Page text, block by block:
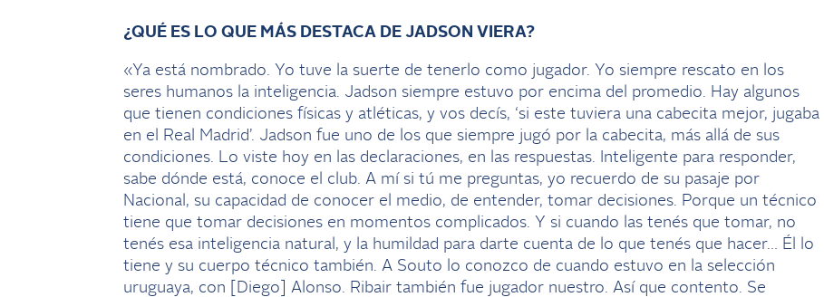
¿QUÉ ES LO QUE MÁS DESTACA DE JADSON VIERA?
«Ya está nombrado. Yo tuve la suerte de tenerlo como jugador. Yo siempre rescato en los
seres humanos la inteligencia. Jadson siempre estuvo por encima del promedio. Hay algunos
que tienen condiciones físicas y atléticas, y vos decís, ‘si este tuviera una cabecita mejor, jugaba
en el Real Madrid’. Jadson fue uno de los que siempre jugó por la cabecita, más allá de sus
condiciones. Lo viste hoy en las declaraciones, en las respuestas. Inteligente para responder,
sabe dónde está, conoce el club. A mí si tú me preguntas, yo recuerdo de su pasaje por
Nacional, su capacidad de conocer el medio, de entender, tomar decisiones. Porque un técnico
tiene que tomar decisiones en momentos complicados. Y si cuando las tenés que tomar, no
tenés esa inteligencia natural, y la humildad para darte cuenta de lo que tenés que hacer… Él lo
tiene y su cuerpo técnico también. A Souto lo conozco de cuando estuvo en la selección
uruguaya, con [Diego] Alonso. Ribair también fue jugador nuestro. Así que contento. Se